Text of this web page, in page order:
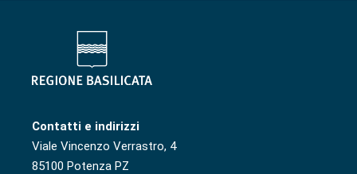
Contatti e indirizzi
Viale Vincenzo Verrastro, 4
85100 Potenza PZ